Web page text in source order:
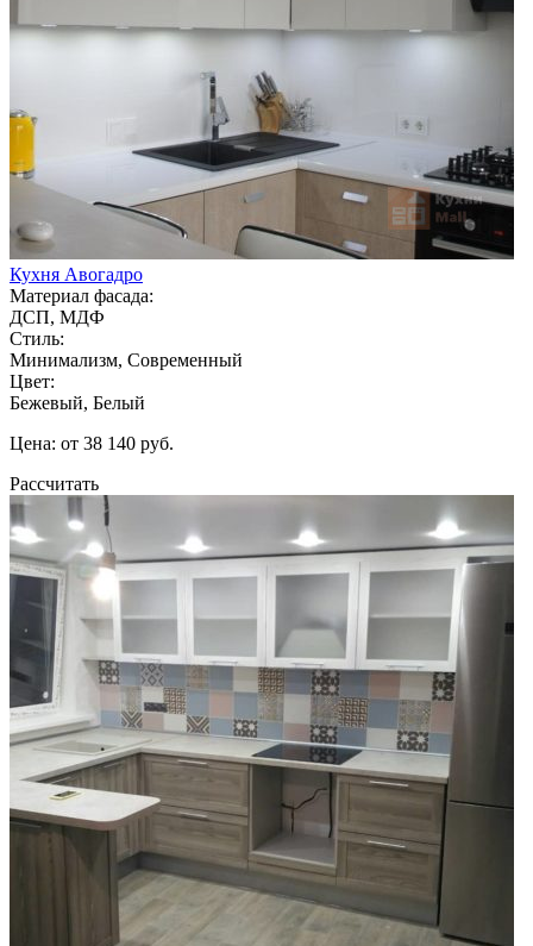
Кухня Авогадро
Материал фасада:
ДСП, МДФ
Стиль:
Минимализм, Современный
Цвет:
Бежевый, Белый
Цена: от 38 140 руб.
Рассчитать